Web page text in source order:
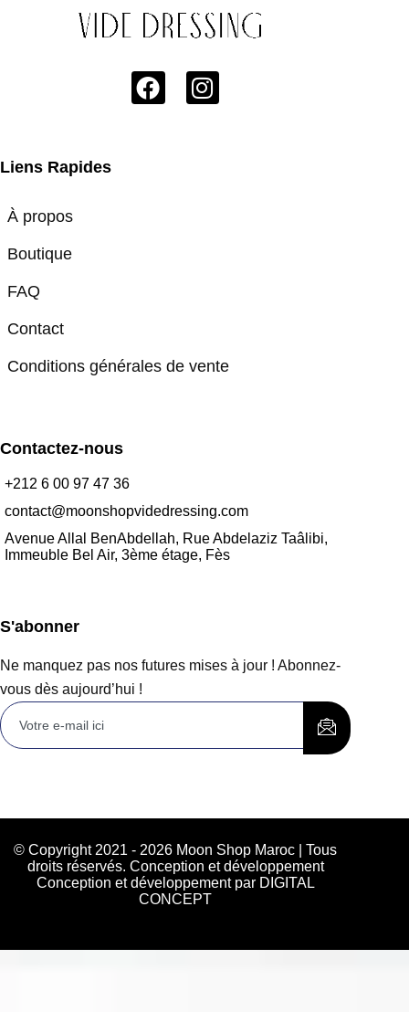
Liens Rapides
À propos
Boutique
FAQ
Contact
Conditions générales de vente
Contactez-nous
+212 6 00 97 47 36
contact@moonshopvidedressing.com
Avenue Allal BenAbdellah, Rue Abdelaziz Taâlibi,
Immeuble Bel Air, 3ème étage, Fès
S'abonner
Ne manquez pas nos futures mises à jour ! Abonnez-
vous dès aujourd’hui !
© Copyright 2021 - 2026 Moon Shop Maroc | Tous
droits réservés. Conception et développement
Conception et développement par DIGITAL
CONCEPT